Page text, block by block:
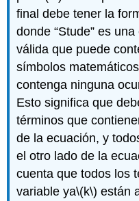
final debe tener la
donde “Stude” es
válida que puede
símbolos
contenga ninguna
Esto significa que
términos que
de la ecuación, y
el otro lado de la
cuenta que todos los
variable ya\(k\) están